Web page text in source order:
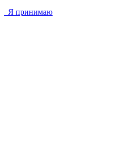
Я принимаю